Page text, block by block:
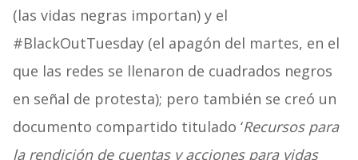
(las vidas negras importan) y el
#BlackOutTuesday (el apagón del martes, en el
que las redes se llenaron de cuadrados negros
en señal de protesta); pero también se creó un
documento compartido titulado ‘Recursos para
la rendición de cuentas y acciones para vidas